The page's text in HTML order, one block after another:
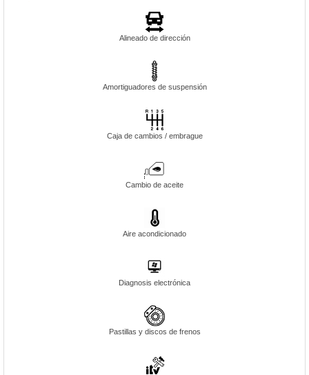
Alineado de dirección
Amortiguadores de suspensión
Caja de cambios / embrague
Cambio de aceite
Aire acondicionado
Diagnosis electrónica
Pastillas y discos de frenos